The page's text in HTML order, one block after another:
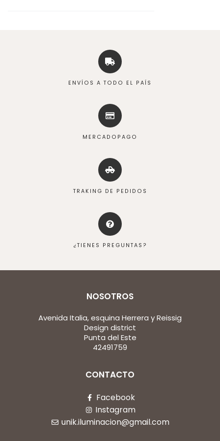
ENVÍOS A TODO EL PAÍS
MERCADOPAGO
TRAKING DE PEDIDOS
¿TIENES PREGUNTAS?
NOSOTROS
Avenida Italia, esquina Herrera y Reissig
Design district
Punta del Este
42491759
CONTACTO
Facebook
Instagram
unik.iluminacion@gmail.com